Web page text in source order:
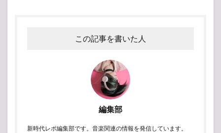
この記事を書いた人
編集部
新時代レポ編集部です。音楽関連の情報を発信しています。